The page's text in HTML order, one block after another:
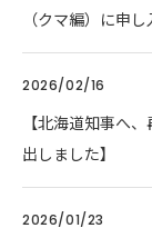
（クマ編）に申
2026/02/16
【北海道知事へ
出しました】
2026/01/23